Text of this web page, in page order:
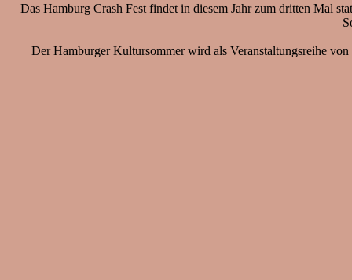
Das Hamburg Crash Fest findet in diesem Jahr zum dritten Mal
Der Hamburger Kultursommer wird als Veranstaltungsreihe